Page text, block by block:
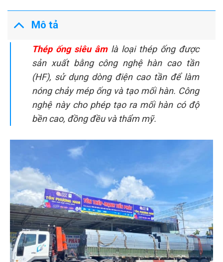
Mô tả
Thép ống siêu âmlà loại thép ống được
sản xuất bằng công nghệ hàn cao tần
(HF), sử dụng dòng điện cao tần để làm
nóng chảy mép ống và tạo mối hàn. Công
nghệ này cho phép tạo ra mối hàn có độ
bền cao, đồng đều và thẩm mỹ.